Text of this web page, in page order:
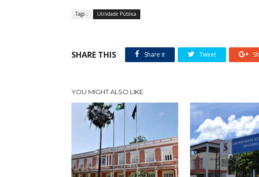
Tags : Utilidade Pública
SHARE THIS Share it Tweet
YOU MIGHT ALSO LIKE